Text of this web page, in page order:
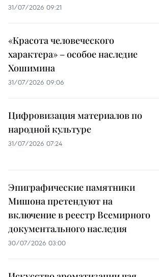
31/07/2026 09:21
«Красота человеческого
характера» – особое наследие
Хошимина
31/07/2026 09:06
Цифровизация материалов по
народной культуре
31/07/2026 07:24
Эпиграфические памятники
Мишона претендуют на
включение в реестр Всемирного
документального наследия
30/07/2026 03:00